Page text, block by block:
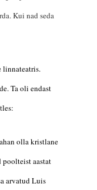
Kui nad seda
linnateatris.
Ta oli endast
olla kristlane
poolteistaastat
arvatud Luis